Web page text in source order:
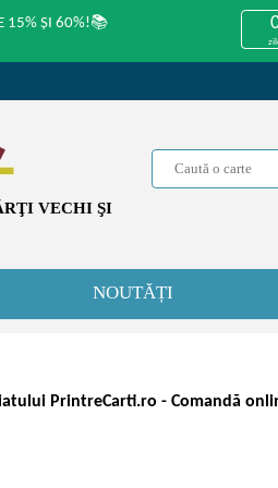
15% ȘI 60%!📚
VECHI ŞI
NOUTĂȚI
PrintreCarti.ro - Comandă